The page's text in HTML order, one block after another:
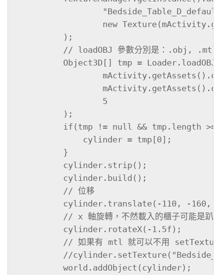
new
);
// loadOBJ 參數分別是：.obj, .mtl,
Object3D[] tmp = Loader.loadOBJ(
5
);
if(tmp != null && tmp.length >=
cylinder = tmp[0];
}
cylinder.strip();
cylinder.build();
// 位移
cylinder.translate(-110, -160,
// x 軸旋轉，不然載入的櫃子可能是趴著
cylinder.rotateX(-1.5f);
// 如果有 mtl 就可以不用 setTexture，
//
world.addObject(cylinder);